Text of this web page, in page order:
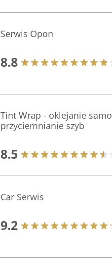
Serwis Opon
8.8
Tint Wrap - oklejanie
przyciemnianie szyb
8.5
Car Serwis
9.2